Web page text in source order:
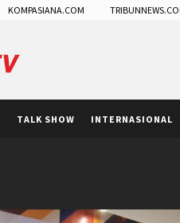
KOMPASIANA.COM
TALK SHOW INTERNASIONAL